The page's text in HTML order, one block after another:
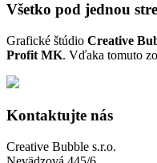
Všetko pod jednou
Grafické štúdio Creative
Profit MK. Vďaka tomuto
Kontaktujte nás
Creative Bubble s.r.o.